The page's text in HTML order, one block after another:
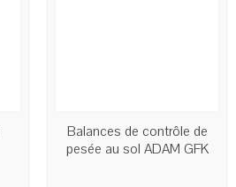
EN STOCK
Balances de contrôle de
pesée au sol ADAM GFK